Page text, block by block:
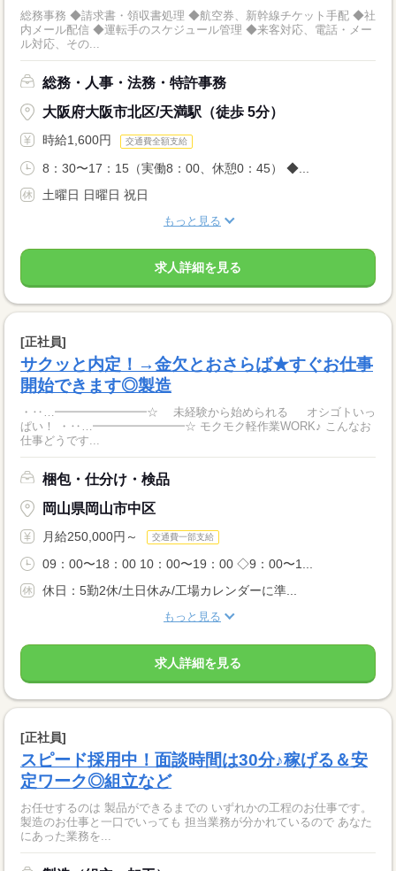
総務事務 ◆請求書・領収書処理 ◆航空券、新幹線チケット手配 ◆社
内メール配信 ◆運転手のスケジュール管理 ◆来客対応、電話・メー
ル対応、その...
総務・人事・法務・特許事務
大阪府大阪市北区/天満駅（徒歩 5分）
時給1,600円 交通費全額支給
8：30〜17：15（実働8：00、休憩0：45） ◆...
土曜日 日曜日 祝日
もっと見る
求人詳細を見る
[正社員]
サクッと内定！→金欠とおさらば★すぐお仕事
開始できます◎製造
・‥…━━━━━━━━☆ 未経験から始められる オシゴトいっ
ぱい！ ・‥…━━━━━━━━☆ モクモク軽作業WORK♪ こんなお
仕事どうです...
梱包・仕分け・検品
岡山県岡山市中区
月給250,000円～ 交通費一部支給
09：00〜18：00 10：00〜19：00 ◇9：00〜1...
休日：5勤2休/土日休み/工場カレンダーに準...
もっと見る
求人詳細を見る
[正社員]
スピード採用中！面談時間は30分♪稼げる＆安
定ワーク◎組立など
お任せするのは 製品ができるまでの いずれかの工程のお仕事です。
製造のお仕事と一口でいっても 担当業務が分かれているので あなた
にあった業務を...